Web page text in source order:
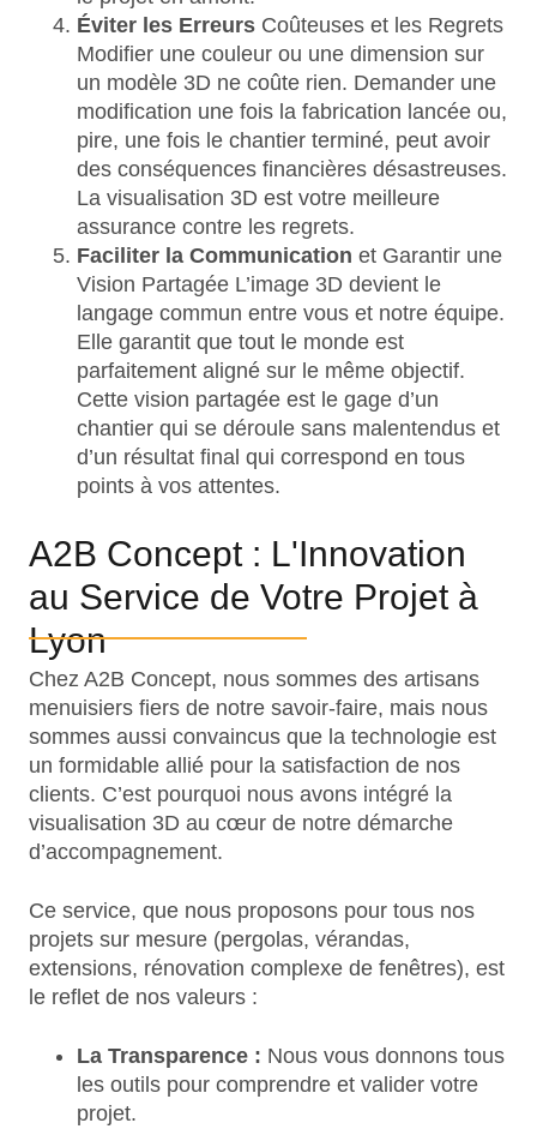
Éviter les Erreurs Coûteuses et les Regrets
Modifier une couleur ou une dimension sur
un modèle 3D ne coûte rien. Demander une
modification une fois la fabrication lancée ou,
pire, une fois le chantier terminé, peut avoir
des conséquences financières désastreuses.
La visualisation 3D est votre meilleure
assurance contre les regrets.
Faciliter la Communication et Garantir une
Vision Partagée L’image 3D devient le
langage commun entre vous et notre équipe.
Elle garantit que tout le monde est
parfaitement aligné sur le même objectif.
Cette vision partagée est le gage d’un
chantier qui se déroule sans malentendus et
d’un résultat final qui correspond en tous
points à vos attentes.
A2B Concept : L'Innovation
au Service de Votre Projet à
Lyon
Chez A2B Concept, nous sommes des artisans
menuisiers fiers de notre savoir-faire, mais nous
sommes aussi convaincus que la technologie est
un formidable allié pour la satisfaction de nos
clients. C’est pourquoi nous avons intégré la
visualisation 3D au cœur de notre démarche
d’accompagnement.
Ce service, que nous proposons pour tous nos
projets sur mesure (pergolas, vérandas,
extensions, rénovation complexe de fenêtres), est
le reflet de nos valeurs :
La Transparence : Nous vous donnons tous
les outils pour comprendre et valider votre
projet.